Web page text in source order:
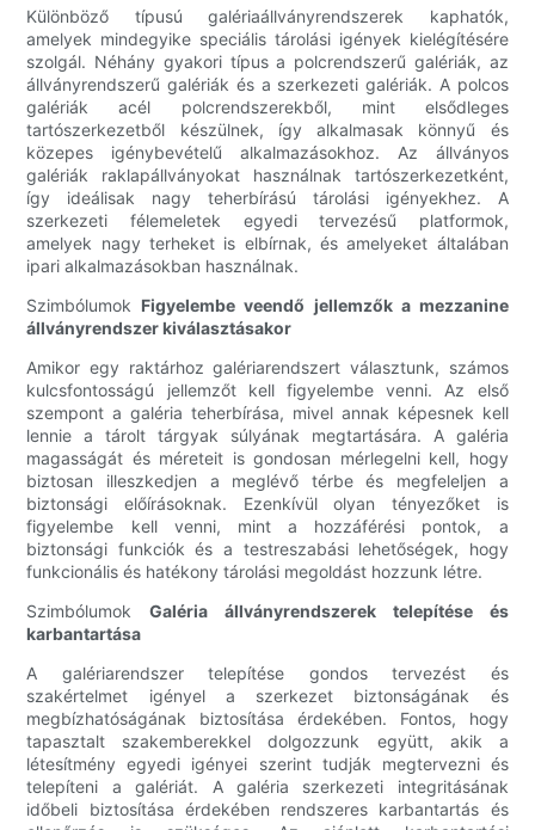
Különböző típusú galériaállványrendszerek kaphatók,
amelyek mindegyike speciális tárolási igények kielégítésére
szolgál. Néhány gyakori típus a polcrendszerű galériák, az
állványrendszerű galériák és a szerkezeti galériák. A polcos
galériák acél polcrendszerekből, mint elsődleges
tartószerkezetből készülnek, így alkalmasak könnyű és
közepes igénybevételű alkalmazásokhoz. Az állványos
galériák raklapállványokat használnak tartószerkezetként,
így ideálisak nagy teherbírású tárolási igényekhez. A
szerkezeti félemeletek egyedi tervezésű platformok,
amelyek nagy terheket is elbírnak, és amelyeket általában
ipari alkalmazásokban használnak.
Szimbólumok Figyelembe veendő jellemzők a mezzanine
állványrendszer kiválasztásakor
Amikor egy raktárhoz galériarendszert választunk, számos
kulcsfontosságú jellemzőt kell figyelembe venni. Az első
szempont a galéria teherbírása, mivel annak képesnek kell
lennie a tárolt tárgyak súlyának megtartására. A galéria
magasságát és méreteit is gondosan mérlegelni kell, hogy
biztosan illeszkedjen a meglévő térbe és megfeleljen a
biztonsági előírásoknak. Ezenkívül olyan tényezőket is
figyelembe kell venni, mint a hozzáférési pontok, a
biztonsági funkciók és a testreszabási lehetőségek, hogy
funkcionális és hatékony tárolási megoldást hozzunk létre.
SzimbólumokGaléria állványrendszerek telepítése és
karbantartása
A galériarendszer telepítése gondos tervezést és
szakértelmet igényel a szerkezet biztonságának és
megbízhatóságának biztosítása érdekében. Fontos, hogy
tapasztalt szakemberekkel dolgozzunk együtt, akik a
létesítmény egyedi igényei szerint tudják megtervezni és
telepíteni a galériát. A galéria szerkezeti integritásának
időbeli biztosítása érdekében rendszeres karbantartás és